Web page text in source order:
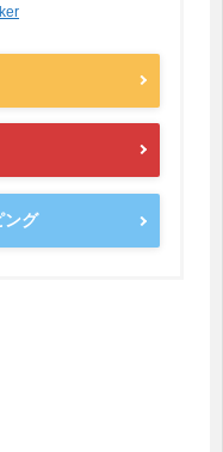
ング